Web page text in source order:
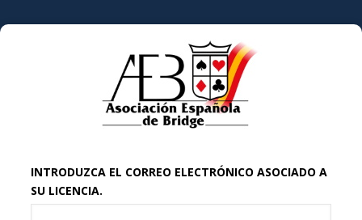
INTRODUZCA EL CORREO ELECTRÓNICO ASOCIADO A
SU LICENCIA.